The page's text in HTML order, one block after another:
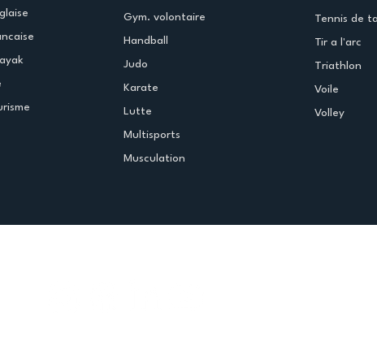
Gym. volontaire
Handball
Judo
Karate
Lutte
Multisports
Musculation
Tennis de
Tir a l'arc
Triathlon
Voile
Volley